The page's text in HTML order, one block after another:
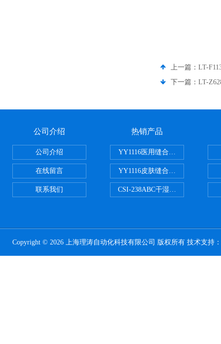
上一篇： LT-
下一篇： LT-
公司介绍
公司介绍
在线留言
联系我们
热销产品
YY1116医用缝合线线径试验仪
YY1116皮肤缝合线线径测量仪
CSI-238ABC干湿电动摩擦色牢度
Copyright © 2026 上海理涛自动化科技有限公司 版权所有 技术支持：